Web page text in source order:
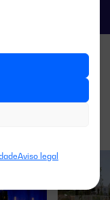
Aviso legal